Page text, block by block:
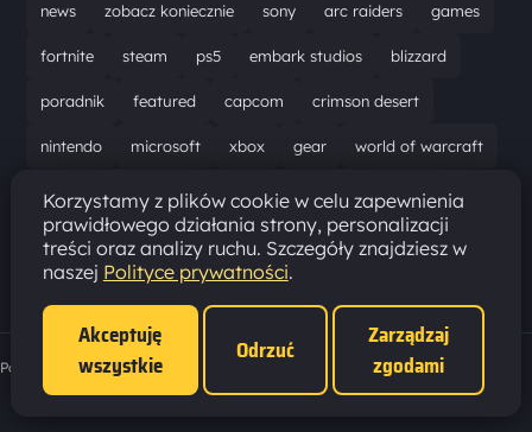
news zobacz koniecznie sony arc raiders games
fortnite steam ps5 embark studios blizzard
poradnik featured capcom crimson desert
nintendo microsoft xbox gear world of warcraft
solucja marathon ubisoft bungie recenzja
resident evil requiem gaming aktualizacja pc
epic games hytale
Polityka prywatności ·
Korzystamy z plików cookie w celu zapewnienia
prawidłowego działania strony, personalizacji
treści oraz analizy ruchu. Szczegóły znajdziesz w
naszej Polityce prywatności.
Akceptuję
wszystkie
Odrzuć
Zarządzaj
zgodami